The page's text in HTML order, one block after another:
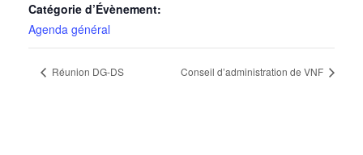
Catégorie d’Évènement:
Agenda général
Réunion DG-DS Conseil d’administration de VNF